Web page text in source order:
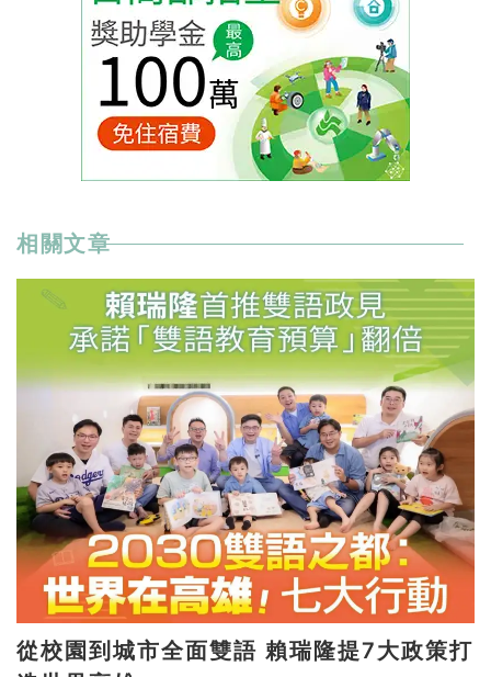
相關文章
從校園到城市全面雙語 賴瑞隆提7大政策打